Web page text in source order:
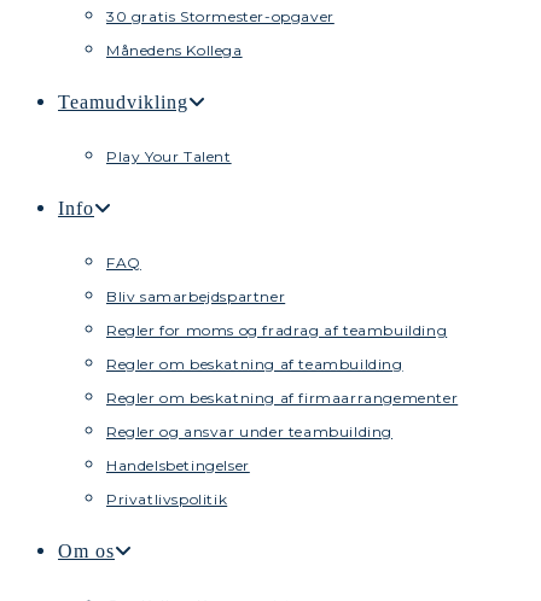
30 gratis Stormester-opgaver
Månedens Kollega
Teamudvikling
Play Your Talent
Info
FAQ
Bliv samarbejdspartner
Regler for moms og fradrag af teambuilding
Regler om beskatning af teambuilding
Regler om beskatning af firmaarrangementer
Regler og ansvar under teambuilding
Handelsbetingelser
Privatlivspolitik
Om os